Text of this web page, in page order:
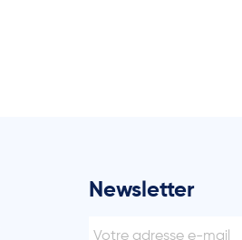
Newsletter